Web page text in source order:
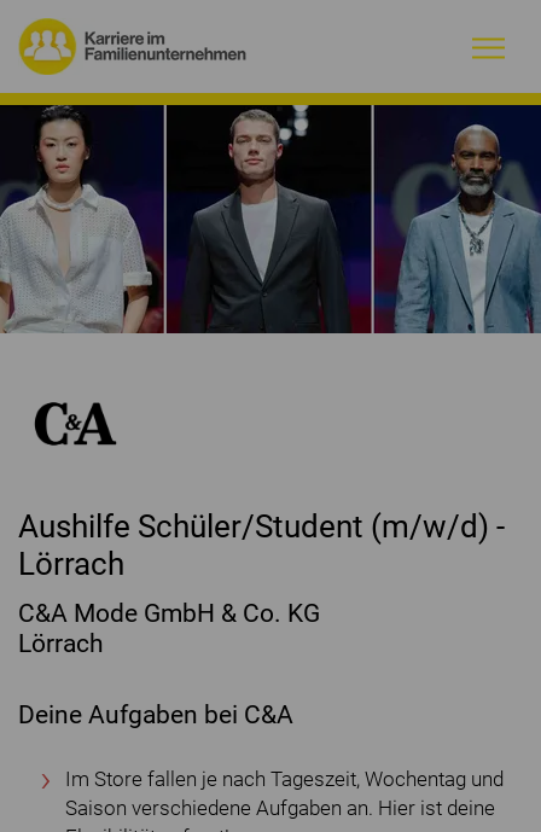
Warum Familienunternehmen?
Firmenprofile
Jobs
Magazin
Initiative
Aushilfe Schüler/Student (m/w/d) -
Lörrach
C&A Mode GmbH & Co. KG
Lörrach
Deine Aufgaben bei C&A
Im Store fallen je nach Tageszeit, Wochentag und
Saison verschiedene Aufgaben an. Hier ist deine